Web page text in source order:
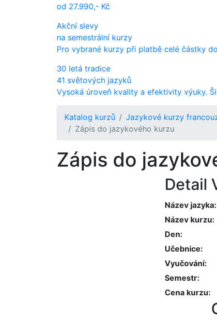
od 27.990,- Kč
Akční slevy
na semestrální kurzy
Pro vybrané kurzy při platbě celé částky do
30 letá tradice
41 světových jazyků
Vysoká úroveň kvality a efektivity výuky.
Katalog kurzů Jazykové kurzy
Zápis do jazykového kurzu
Zápis do
Detail
Název jazyka
Název kurzu
Den
Učebnice
Vyučování
Semestr
Cena kurzu